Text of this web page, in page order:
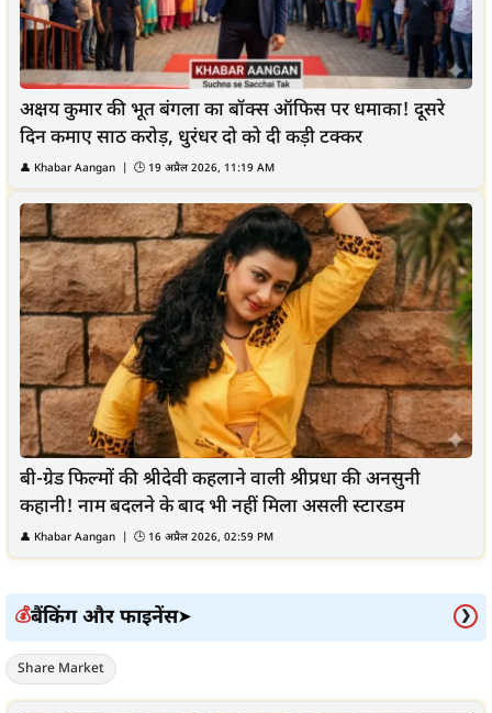
अक्षय कुमार की भूत बंगला का बॉक्स ऑफिस पर धमाका! दूसरे
दिन कमाए साठ करोड़, धुरंधर दो को दी कड़ी टक्कर
👤 Khabar Aangan | 🕒 19 अप्रैल 2026, 11:19 AM
बी-ग्रेड फिल्मों की श्रीदेवी कहलाने वाली श्रीप्रधा की अनसुनी
कहानी! नाम बदलने के बाद भी नहीं मिला असली स्टारडम
👤 Khabar Aangan | 🕒 16 अप्रैल 2026, 02:59 PM
💰बैंकिंग और फाइनेंस➤ ❯
Share Market